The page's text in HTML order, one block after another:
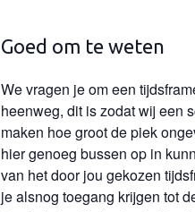
Goed om te weten
We vragen je om een
heenweg, dit is zodat wij een
maken hoe groot de piek
hier genoeg bussen op in
van het door jou gekozen
je alsnog toegang krijgen tot